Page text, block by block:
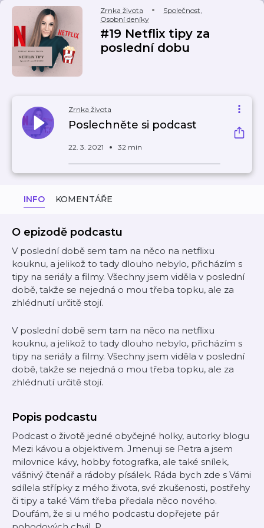
Zrnka života Společnost,
Osobní deníky
#19 Netflix tipy za
poslední dobu
Zrnka života
Poslechněte si podcast
22. 3. 2021 32 min
INFO KOMENTÁŘE
O epizodě podcastu
V poslední době sem tam na něco na netflixu
kouknu, a jelikož to tady dlouho nebylo, přicházím s
tipy na seriály a filmy. Všechny jsem viděla v poslední
době, takže se nejedná o mou třeba topku, ale za
zhlédnutí určitě stojí.
V poslední době sem tam na něco na netflixu
kouknu, a jelikož to tady dlouho nebylo, přicházím s
tipy na seriály a filmy. Všechny jsem viděla v poslední
době, takže se nejedná o mou třeba topku, ale za
zhlédnutí určitě stojí.
Popis podcastu
Podcast o životě jedné obyčejné holky, autorky blogu
Mezi kávou a objektivem. Jmenuji se Petra a jsem
milovnice kávy, hobby fotografka, ale také snílek,
vášnivý čtenář a rádoby písálek. Ráda bych zde s Vámi
sdílela střípky z mého života, své zkušenosti, postřehy
či tipy a také Vám třeba předala něco nového.
Doufám, že si u mého podcastu dopřejete pár